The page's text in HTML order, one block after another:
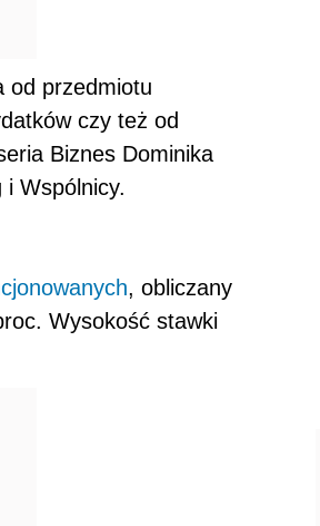
od przedmiotu
czy też od
Biznes Dominika
Wspólnicy.
, obliczany
Wysokość stawki